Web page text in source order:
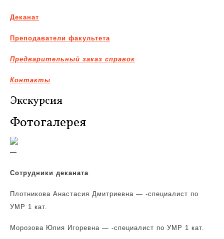
Деканат
Преподаватели факультета
Предварительный заказ справок
Контакты
Экскурсия
Фотогалерея
—
Сотрудники деканата
Плотникова Анастасия Дмитриевна — -специалист по
УМР 1 кат.
Морозова Юлия Игоревна — -специалист по УМР 1 кат.